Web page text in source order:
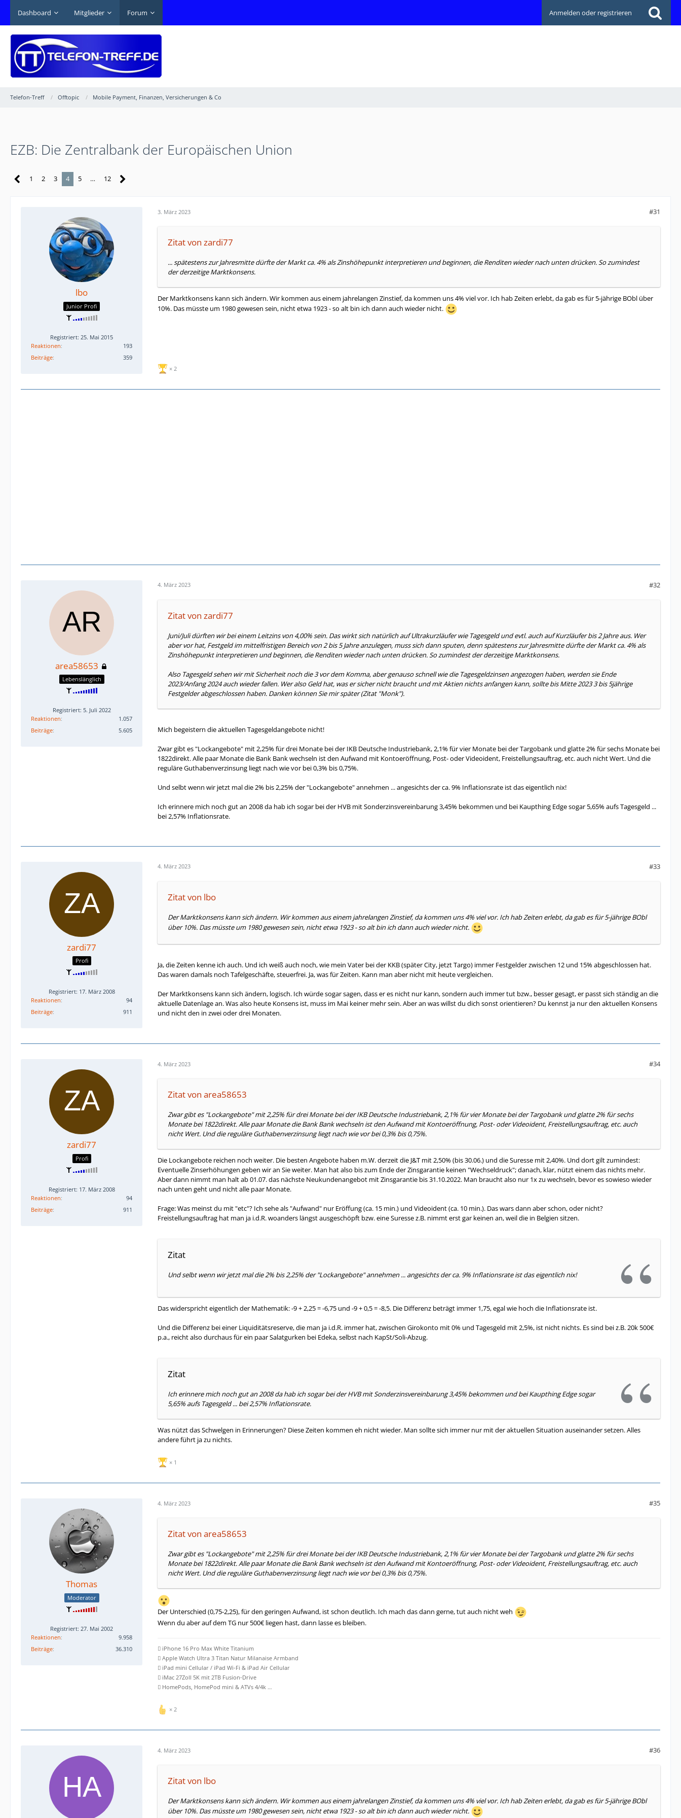
Dashboard Mitglieder Forum Anmelden oder registrieren
Telefon-Treff Offtopic Mobile Payment, Finanzen, Versicherungen & Co
EZB: Die Zentralbank der Europäischen Union
1 2 3 4 5 … 12
lbo
Junior Profi
Registriert: 25. Mai 2015
Reaktionen
193
Beiträge
359
3. März 2023 #31
Zitat von zardi77
... spätestens zur Jahresmitte dürfte der Markt ca. 4% als Zinshöhepunkt interpretieren und beginnen, die Renditen wieder nach unten drücken. So zumindest
der derzeitige Marktkonsens.
Der Marktkonsens kann sich ändern. Wir kommen aus einem jahrelangen Zinstief, da kommen uns 4% viel vor. Ich hab Zeiten erlebt, da gab es für 5-jährige BObl über
10%. Das müsste um 1980 gewesen sein, nicht etwa 1923 - so alt bin ich dann auch wieder nicht.
2
area58653
Lebenslänglich
Registriert: 5. Juli 2022
Reaktionen
1.057
Beiträge
5.605
4. März 2023 #32
Zitat von zardi77
Juni/Juli dürften wir bei einem Leitzins von 4,00% sein. Das wirkt sich natürlich auf Ultrakurzläufer wie Tagesgeld und evtl. auch auf Kurzläufer bis 2 Jahre aus. Wer
aber vor hat, Festgeld im mittelfristigen Bereich von 2 bis 5 Jahre anzulegen, muss sich dann sputen, denn spätestens zur Jahresmitte dürfte der Markt ca. 4% als
Zinshöhepunkt interpretieren und beginnen, die Renditen wieder nach unten drücken. So zumindest der derzeitige Marktkonsens.
Also Tagesgeld sehen wir mit Sicherheit noch die 3 vor dem Komma, aber genauso schnell wie die Tagesgeldzinsen angezogen haben, werden sie Ende
2023/Anfang 2024 auch wieder fallen. Wer also Geld hat, was er sicher nicht braucht und mit Aktien nichts anfangen kann, sollte bis Mitte 2023 3 bis 5jährige
Festgelder abgeschlossen haben. Danken können Sie mir später (Zitat "Monk").
Mich begeistern die aktuellen Tagesgeldangebote nicht!
Zwar gibt es "Lockangebote" mit 2,25% für drei Monate bei der IKB Deutsche Industriebank, 2,1% für vier Monate bei der Targobank und glatte 2% für sechs Monate bei
1822direkt. Alle paar Monate die Bank Bank wechseln ist den Aufwand mit Kontoeröffnung, Post- oder Videoident, Freistellungsauftrag, etc. auch nicht Wert. Und die
reguläre Guthabenverzinsung liegt nach wie vor bei 0,3% bis 0,75%.
Und selbt wenn wir jetzt mal die 2% bis 2,25% der "Lockangebote" annehmen ... angesichts der ca. 9% Inflationsrate ist das eigentlich nix!
Ich erinnere mich noch gut an 2008 da hab ich sogar bei der HVB mit Sonderzinsvereinbarung 3,45% bekommen und bei Kaupthing Edge sogar 5,65% aufs Tagesgeld ...
bei 2,57% Inflationsrate.
zardi77
Profi
Registriert: 17. März 2008
Reaktionen
94
Beiträge
911
4. März 2023 #33
Zitat von lbo
Der Marktkonsens kann sich ändern. Wir kommen aus einem jahrelangen Zinstief, da kommen uns 4% viel vor. Ich hab Zeiten erlebt, da gab es für 5-jährige BObl
über 10%. Das müsste um 1980 gewesen sein, nicht etwa 1923 - so alt bin ich dann auch wieder nicht.
Ja, die Zeiten kenne ich auch. Und ich weiß auch noch, wie mein Vater bei der KKB (später City, jetzt Targo) immer Festgelder zwischen 12 und 15% abgeschlossen hat.
Das waren damals noch Tafelgeschäfte, steuerfrei. Ja, was für Zeiten. Kann man aber nicht mit heute vergleichen.
Der Marktkonsens kann sich ändern, logisch. Ich würde sogar sagen, dass er es nicht nur kann, sondern auch immer tut bzw., besser gesagt, er passt sich ständig an die
aktuelle Datenlage an. Was also heute Konsens ist, muss im Mai keiner mehr sein. Aber an was willst du dich sonst orientieren? Du kennst ja nur den aktuellen Konsens
und nicht den in zwei oder drei Monaten.
zardi77
Profi
Registriert: 17. März 2008
Reaktionen
94
Beiträge
911
4. März 2023 #34
Zitat von area58653
Zwar gibt es "Lockangebote" mit 2,25% für drei Monate bei der IKB Deutsche Industriebank, 2,1% für vier Monate bei der Targobank und glatte 2% für sechs
Monate bei 1822direkt. Alle paar Monate die Bank Bank wechseln ist den Aufwand mit Kontoeröffnung, Post- oder Videoident, Freistellungsauftrag, etc. auch
nicht Wert. Und die reguläre Guthabenverzinsung liegt nach wie vor bei 0,3% bis 0,75%.
Die Lockangebote reichen noch weiter. Die besten Angebote haben m.W. derzeit die J&T mit 2,50% (bis 30.06.) und die Suresse mit 2,40%. Und dort gilt zumindest:
Eventuelle Zinserhöhungen geben wir an Sie weiter. Man hat also bis zum Ende der Zinsgarantie keinen "Wechseldruck"; danach, klar, nützt einem das nichts mehr.
Aber dann nimmt man halt ab 01.07. das nächste Neukundenangebot mit Zinsgarantie bis 31.10.2022. Man braucht also nur 1x zu wechseln, bevor es sowieso wieder
nach unten geht und nicht alle paar Monate.
Frage: Was meinst du mit "etc"? Ich sehe als "Aufwand" nur Eröffung (ca. 15 min.) und Videoident (ca. 10 min.). Das wars dann aber schon, oder nicht?
Freistellungsauftrag hat man ja i.d.R. woanders längst ausgeschöpft bzw. eine Suresse z.B. nimmt erst gar keinen an, weil die in Belgien sitzen.
Zitat
Und selbt wenn wir jetzt mal die 2% bis 2,25% der "Lockangebote" annehmen ... angesichts der ca. 9% Inflationsrate ist das eigentlich nix!
Das widerspricht eigentlich der Mathematik: -9 + 2,25 = -6,75 und -9 + 0,5 = -8,5. Die Differenz beträgt immer 1,75, egal wie hoch die Inflationsrate ist.
Und die Differenz bei einer Liquiditätsreserve, die man ja i.d.R. immer hat, zwischen Girokonto mit 0% und Tagesgeld mit 2,5%, ist nicht nichts. Es sind bei z.B. 20k 500€
p.a., reicht also durchaus für ein paar Salatgurken bei Edeka, selbst nach KapSt/Soli-Abzug.
Zitat
Ich erinnere mich noch gut an 2008 da hab ich sogar bei der HVB mit Sonderzinsvereinbarung 3,45% bekommen und bei Kaupthing Edge sogar
5,65% aufs Tagesgeld ... bei 2,57% Inflationsrate.
Was nützt das Schwelgen in Erinnerungen? Diese Zeiten kommen eh nicht wieder. Man sollte sich immer nur mit der aktuellen Situation auseinander setzen. Alles
andere führt ja zu nichts.
1
Thomas
Moderator
Registriert: 27. Mai 2002
Reaktionen
9.958
Beiträge
36.310
4. März 2023 #35
Zitat von area58653
Zwar gibt es "Lockangebote" mit 2,25% für drei Monate bei der IKB Deutsche Industriebank, 2,1% für vier Monate bei der Targobank und glatte 2% für sechs
Monate bei 1822direkt. Alle paar Monate die Bank Bank wechseln ist den Aufwand mit Kontoeröffnung, Post- oder Videoident, Freistellungsauftrag, etc. auch
nicht Wert. Und die reguläre Guthabenverzinsung liegt nach wie vor bei 0,3% bis 0,75%.
Der Unterschied (0,75-2,25), für den geringen Aufwand, ist schon deutlich. Ich mach das dann gerne, tut auch nicht weh
Wenn du aber auf dem TG nur 500€ liegen hast, dann lasse es bleiben.
 iPhone 16 Pro Max White Titanium
 Apple Watch Ultra 3 Titan Natur Milanaise Armband
 iPad mini Cellular / iPad Wi-Fi & iPad Air Cellular
 iMac 27Zoll 5K mit 2TB Fusion-Drive
 HomePods, HomePod mini & ATVs 4/4k …
2
4. März 2023 #36
Zitat von lbo
Der Marktkonsens kann sich ändern. Wir kommen aus einem jahrelangen Zinstief, da kommen uns 4% viel vor. Ich hab Zeiten erlebt, da gab es für 5-jährige BObl
über 10%. Das müsste um 1980 gewesen sein, nicht etwa 1923 - so alt bin ich dann auch wieder nicht.